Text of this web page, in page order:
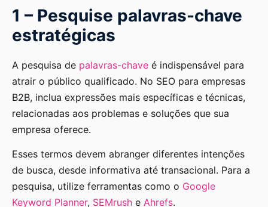
1 – Pesquise palavras-chave
estratégicas
A pesquisa de palavras-chave é indispensável para
atrair o público qualificado. No SEO para empresas
B2B, inclua expressões mais específicas e técnicas,
relacionadas aos problemas e soluções que sua
empresa oferece.
Esses termos devem abranger diferentes intenções
de busca, desde informativa até transacional. Para a
pesquisa, utilize ferramentas como o Google
Keyword Planner, SEMrush e Ahrefs.